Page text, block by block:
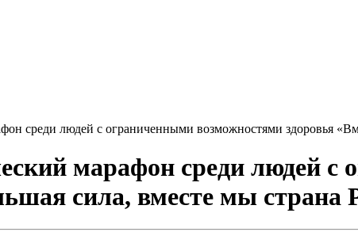
среди людей с ограниченными возможностями здоровья
марафон среди людей
сила, вместе мы страна